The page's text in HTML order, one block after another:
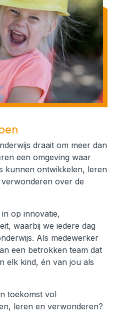
draait om meer dan
een omgeving waar
kunnen ontwikkelen, leren
over de
op innovatie,
waarbij we iedere dag
Als medewerker
een betrokken team dat
elk kind, én van jou als
toekomst vol
leren en verwonderen?